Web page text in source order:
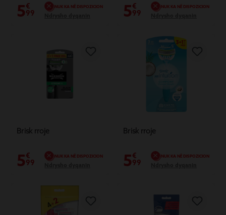
5€
99
NUK KA NË DISPOZICION 5€
99
NUK KA NË DISPOZICION
Brisk rroje
5€
99
NUK KA NË DISPOZICION
Brisk rroje
5€
99
NUK KA NË DISPOZICION